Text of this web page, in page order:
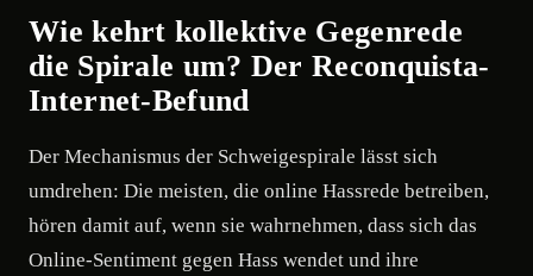
Wie kehrt kollektive Gegenrede
die Spirale um? Der Reconquista-
Internet-Befund
Der Mechanismus der Schweigespirale lässt sich
umdrehen: Die meisten, die online Hassrede betreiben,
hören damit auf, wenn sie wahrnehmen, dass sich das
Online-Sentiment gegen Hass wendet und ihre